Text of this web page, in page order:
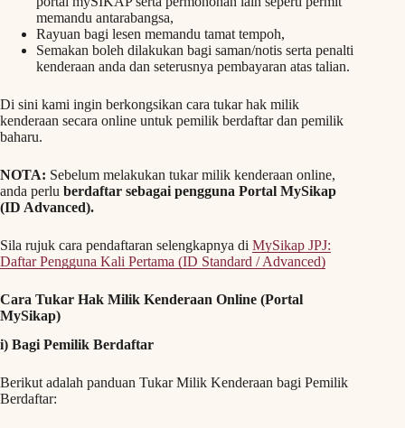
memandu antarabangsa,
Rayuan bagi lesen memandu tamat tempoh,
Semakan boleh dilakukan bagi saman/notis serta penalti
kenderaan anda dan seterusnya pembayaran atas talian.
Di sini kami ingin berkongsikan cara tukar hak milik
kenderaan secara online untuk pemilik berdaftar dan pemilik
baharu.
NOTA: Sebelum melakukan tukar milik kenderaan online,
anda perlu berdaftar sebagai pengguna Portal MySikap
(ID Advanced).
Sila rujuk cara pendaftaran selengkapnya di MySikap JPJ:
Daftar Pengguna Kali Pertama (ID Standard / Advanced)
Cara Tukar Hak Milik Kenderaan Online (Portal
MySikap)
i) Bagi Pemilik Berdaftar
Berikut adalah panduan Tukar Milik Kenderaan bagi Pemilik
Berdaftar: